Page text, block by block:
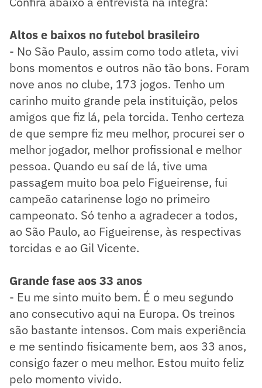
Altos e baixos no futebol brasileiro
- No São Paulo, assim como todo atleta, vivi
bons momentos e outros não tão bons. Foram
nove anos no clube, 173 jogos. Tenho um
carinho muito grande pela instituição, pelos
amigos que fiz lá, pela torcida. Tenho certeza
de que sempre fiz meu melhor, procurei ser o
melhor jogador, melhor profissional e melhor
pessoa. Quando eu saí de lá, tive uma
passagem muito boa pelo Figueirense, fui
campeão catarinense logo no primeiro
campeonato. Só tenho a agradecer a todos,
ao São Paulo, ao Figueirense, às respectivas
torcidas e ao Gil Vicente.
Grande fase aos 33 anos
- Eu me sinto muito bem. É o meu segundo
ano consecutivo aqui na Europa. Os treinos
são bastante intensos. Com mais experiência
e me sentindo fisicamente bem, aos 33 anos,
consigo fazer o meu melhor. Estou muito feliz
pelo momento vivido.